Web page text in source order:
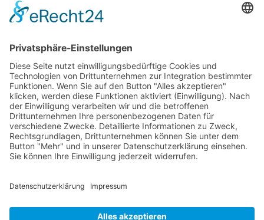
Münchner
Innenstadtwirte e.V.
C/O CITYPARTNER MÜNCHEN
HERZOG-WILHELM-STRASSE 15
D-80331 MÜNCHEN
TEL. +49 (0) 89 122 280 780
© 2025 Münchner Innenstadtwirte e.V.